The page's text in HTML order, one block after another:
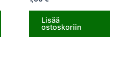
Lisää
ostoskoriin